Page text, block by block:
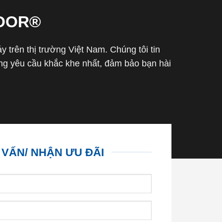
trên thị trường Việt Nam. Chúng tôi tin
yêu cầu khắc khe nhất, đảm bảo bạn hài
NHẬN ƯU ĐÃI